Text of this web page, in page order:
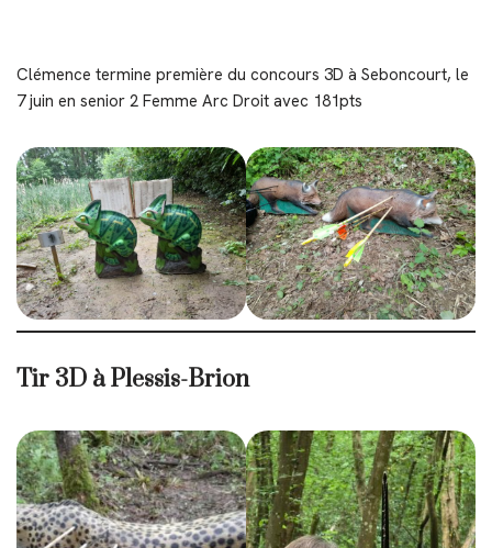
Clémence termine première du concours 3D à Seboncourt, le
7 juin en senior 2 Femme Arc Droit avec 181pts
Tir 3D à Plessis-Brion